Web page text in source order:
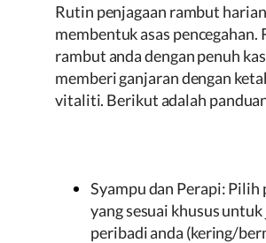
Rutin penjagaan rambut
membentuk asas pencegahan.
rambut anda dengan penuh
memberi ganjaran dengan
vitaliti. Berikut adalah
Syampu dan Perapi: Pilih
yang sesuai khusus
peribadi anda (kering/